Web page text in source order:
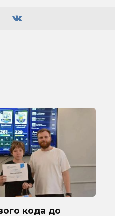
кода до